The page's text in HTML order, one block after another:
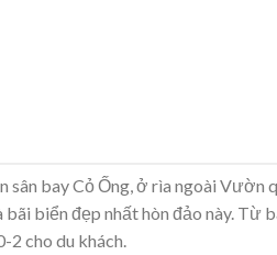
sân bay Cỏ Ống, ở rìa ngoài
biển đẹp nhất hòn đảo này. Từ
2 cho du khách.